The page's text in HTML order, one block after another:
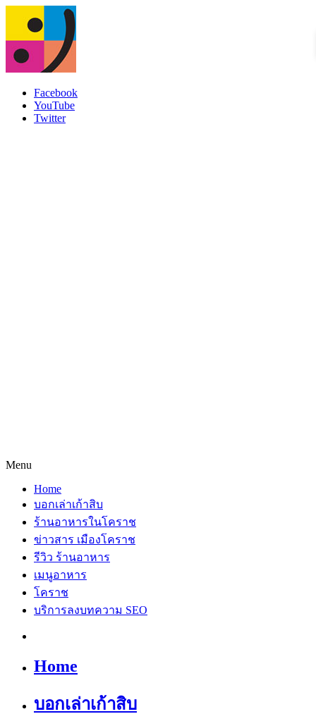
Facebook
YouTube
Twitter
Menu
Home
บอกเล่าเก้าสิบ
ร้านอาหารในโคราช
ข่าวสาร เมืองโคราช
รีวิว ร้านอาหาร
เมนูอาหาร
โคราช
บริการลงบทความ SEO
Home
บอกเล่าเก้าสิบ